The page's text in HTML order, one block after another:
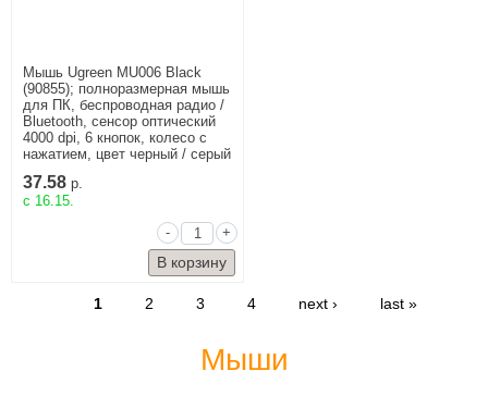
Мышь Ugreen MU006 Black
(90855); полноразмерная мышь
для ПК, беспроводная радио /
Bluetooth, сенсор оптический
4000 dpi, 6 кнопок, колесо с
нажатием, цвет черный / серый
37.58 р.
c 16.15.
-
+
1 2 3 4 next › last »
Мыши